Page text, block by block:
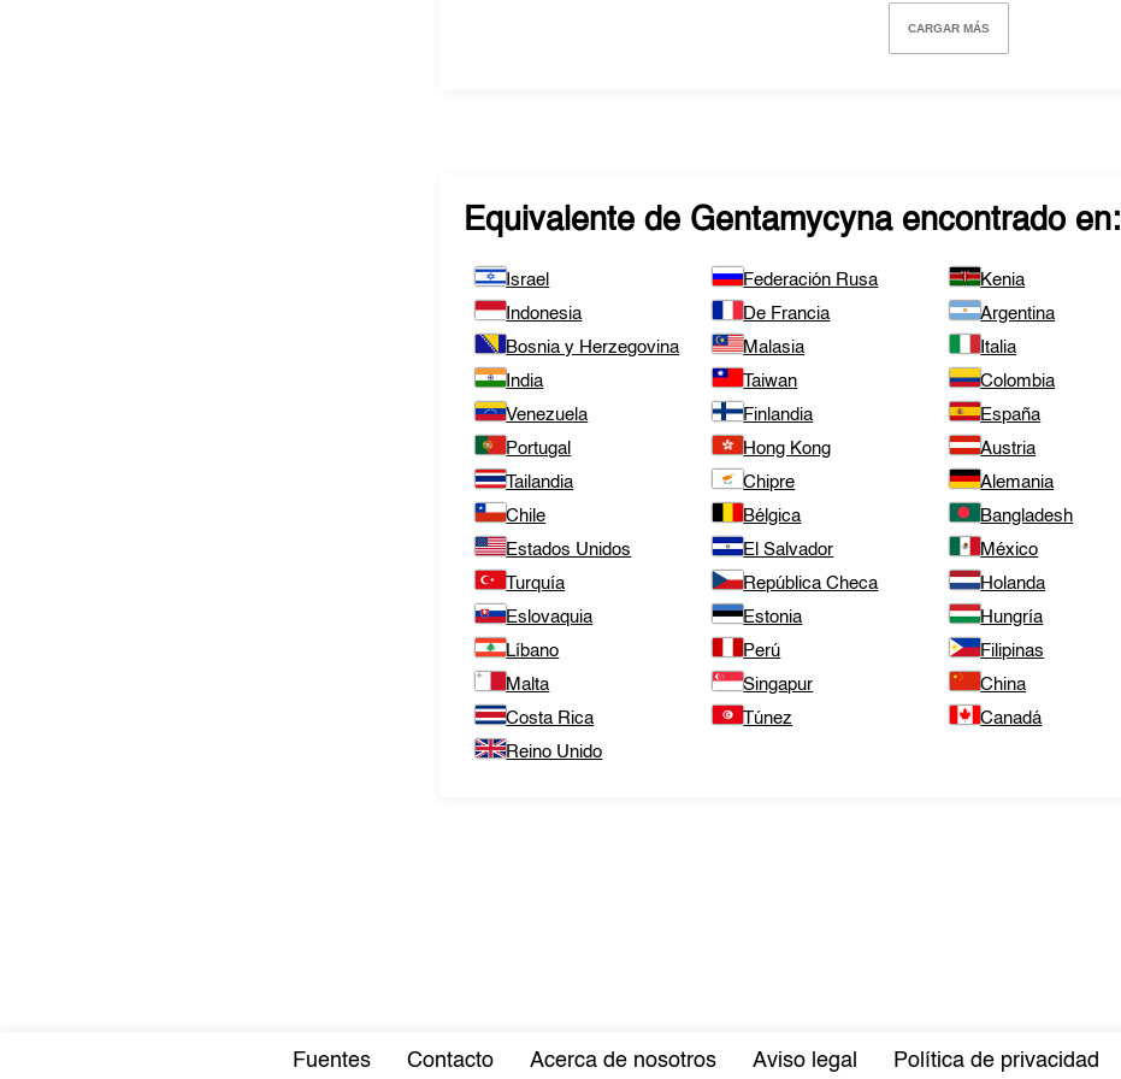
CARGAR MÁS
Equivalente de Gentamycynaencontrado en:
Israel Federación Rusa Kenia
Indonesia
De Francia Argentina
Bosnia y Herzegovina
Malasia Italia
India
Taiwan Colombia
Venezuela
Finlandia España
Portugal
Hong Kong Austria
Tailandia
Chipre Alemania
Chile
Bélgica Bangladesh
Estados Unidos
El Salvador México
Turquía
República Checa Holanda
Eslovaquia
Estonia Hungría
Líbano
Perú Filipinas
Malta
Singapur China
Costa Rica
Túnez Canadá
Reino Unido
Fuentes Contacto Acerca de nosotros Aviso legal Política de privacidad